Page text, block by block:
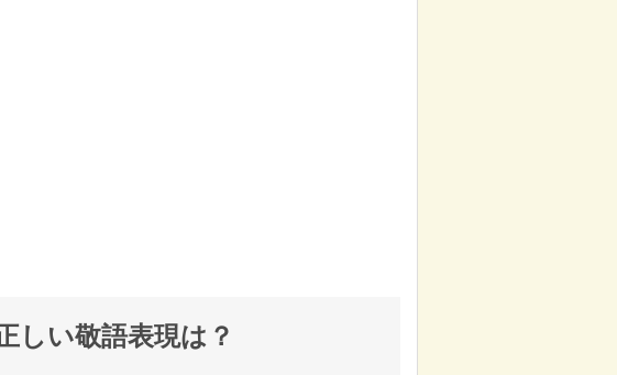
しい敬語表現は？